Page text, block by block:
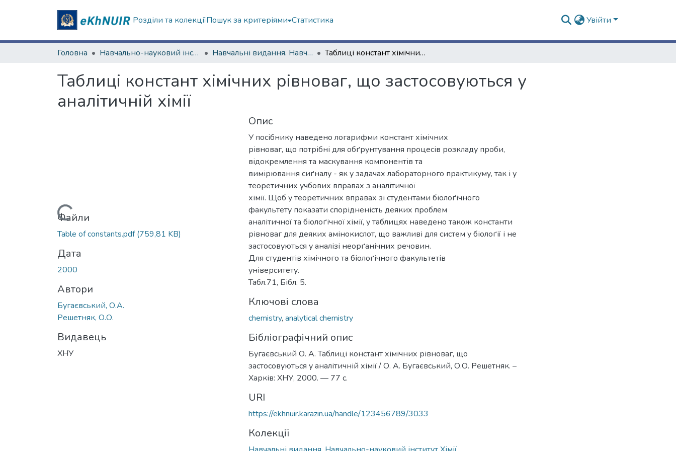
Розділи та колекціїПошук за критеріями Статистика Увійти
Головна Навчально-науковий інститут Хімії Навчальні видання. Навчально-науковий інститут Хімії Таблиці констант хімічних рівноваг, що застосовуються у аналітичній хімії
Таблиці констант хімічних рівноваг, що застосовуються у
аналітичній хімії
Вантажиться...
Файли
Table of constants.pdf(759,81 KB)
Дата
2000
Автори
Бугаєвський, О.А.
Решетняк, О.О.
Видавець
ХНУ
Опис
У посібнику наведено логарифми констант хімічних
рівноваг, що потрібні для обґрунтування процесів розкладу проби,
відокремлення та маскування компонентів та
вимірювання сиґналу - як у задачах лабораторного практикуму, так і у
теоретичних учбових вправах з аналітичної
хімії. Щоб у теоретичних вправах зі студентами біолоґічного
факультету показати спорідненість деяких проблем
аналітичної та біолоґічної хімії, у таблицях наведено також константи
рівноваг для деяких амінокислот, що важливі для систем у біолоґії і не
застосовуються у аналізі неорґанічних речовин.
Для студентів хімічного та біолоґічного факультетів
університету.
Табл.71, Бібл. 5.
Ключові слова
сhemistry, аnalytical chemistry
Бібліографічний опис
Бугаєвський О. А. Таблиці констант хімічних рівноваг, що
застосовуються у аналітичній хімії / О. А. Бугаєвський, О.О. Решетняк. –
Харків: ХНУ, 2000. — 77 с.
URI
https://ekhnuir.karazin.ua/handle/123456789/3033
Колекції